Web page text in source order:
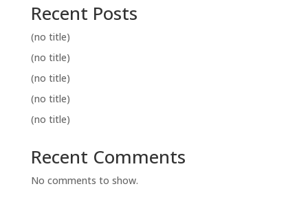
Recent Posts
(no title)
(no title)
(no title)
(no title)
(no title)
Recent Comments
No comments to show.